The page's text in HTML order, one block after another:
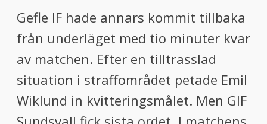
Gefle IF hade annars kommit tillbaka
från underläget med tio minuter kvar
av matchen. Efter en tilltrasslad
situation i straffområdet petade Emil
Wiklund in kvitteringsmålet. Men GIF